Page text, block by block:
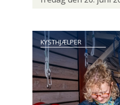
KYSTHJÆLPER
VEDTÆGTER
AKTIVITETER
KYSTHJÆLPER